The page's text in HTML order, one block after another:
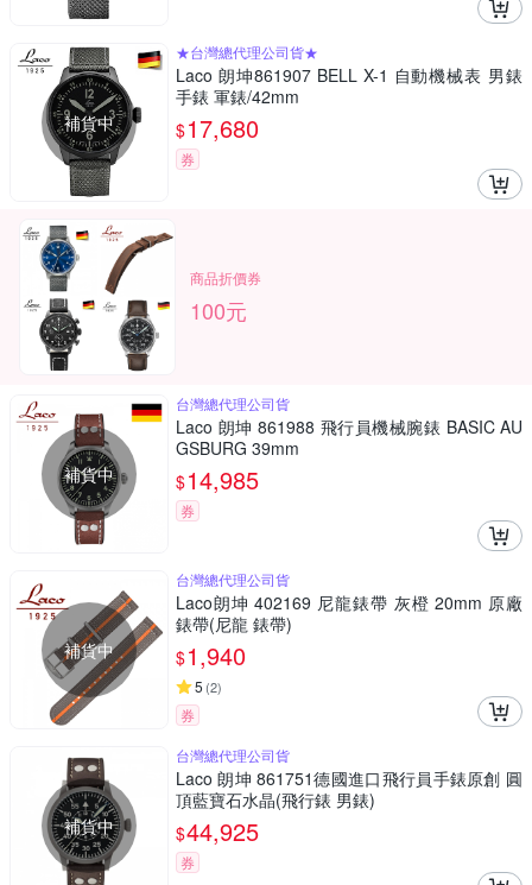
補貨中
★台灣總代理公司貨★
Laco 朗坤861907 BELL X-1 自動機械表 男錶
手錶 軍錶/42mm
$17,680
券
商品折價券
100元
補貨中
台灣總代理公司貨
Laco 朗坤 861988 飛行員機械腕錶 BASIC AU
GSBURG 39mm
$14,985
券
補貨中
台灣總代理公司貨
Laco朗坤 402169 尼龍錶帶 灰橙 20mm 原廠
錶帶(尼龍 錶帶)
$1,940
5 (2)
券
補貨中
台灣總代理公司貨
Laco 朗坤 861751德國進口飛行員手錶原創 圓
頂藍寶石水晶(飛行錶 男錶)
$44,925
券